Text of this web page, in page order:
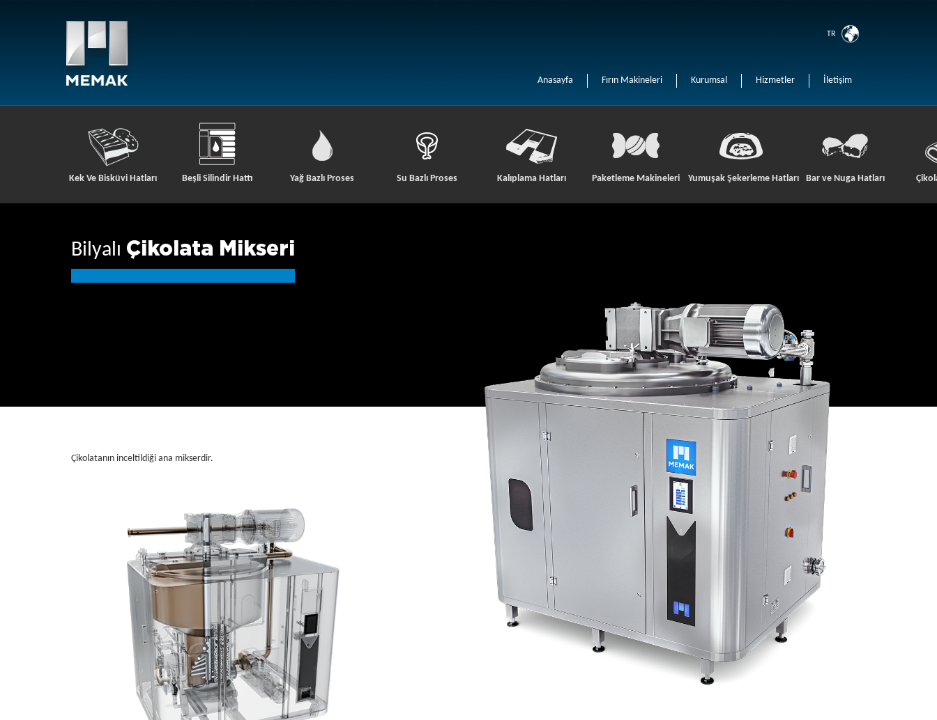
TR
Anasayfa Fırın Makineleri Kurumsal Hizmetler İletişim
Kek Ve Bisküvi Hatları Beşli Silindir Hattı Yağ Bazlı Proses Su Bazlı Proses Kalıplama Hatları Paketleme Makineleri Yumuşak Şekerleme Hatları Bar ve Nuga Hatları
Bilyalı Çikolata Mikseri
Çikolatanın inceltildiği ana mikserdir.